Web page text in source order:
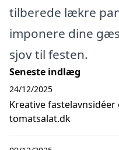
tilberede lækre
imponere dine
sjov til festen.
Seneste indlæg
Kreative
tomatsalat.dk
24/12/2025